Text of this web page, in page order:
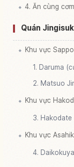
4. Ăn cùng
Quán
Khu vực
1. Daruma
2. Matsuo
Khu vực
3. Hakodate
Khu vực
4.